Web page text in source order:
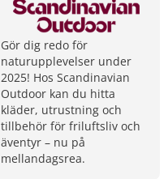
Gör dig redo för
naturupplevelser under
2025! Hos Scandinavian
Outdoor kan du hitta
kläder, utrustning och
tillbehör för friluftsliv och
äventyr – nu på
mellandagsrea.